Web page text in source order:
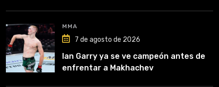
MMA
7 de agosto de 2026
Ian Garry ya se ve campeón antes de
enfrentar a Makhachev